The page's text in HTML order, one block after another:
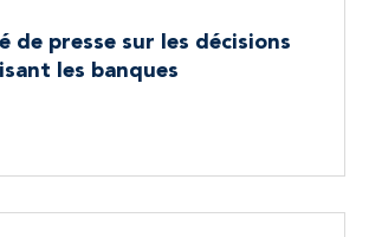
de presse sur les décisions
les banques